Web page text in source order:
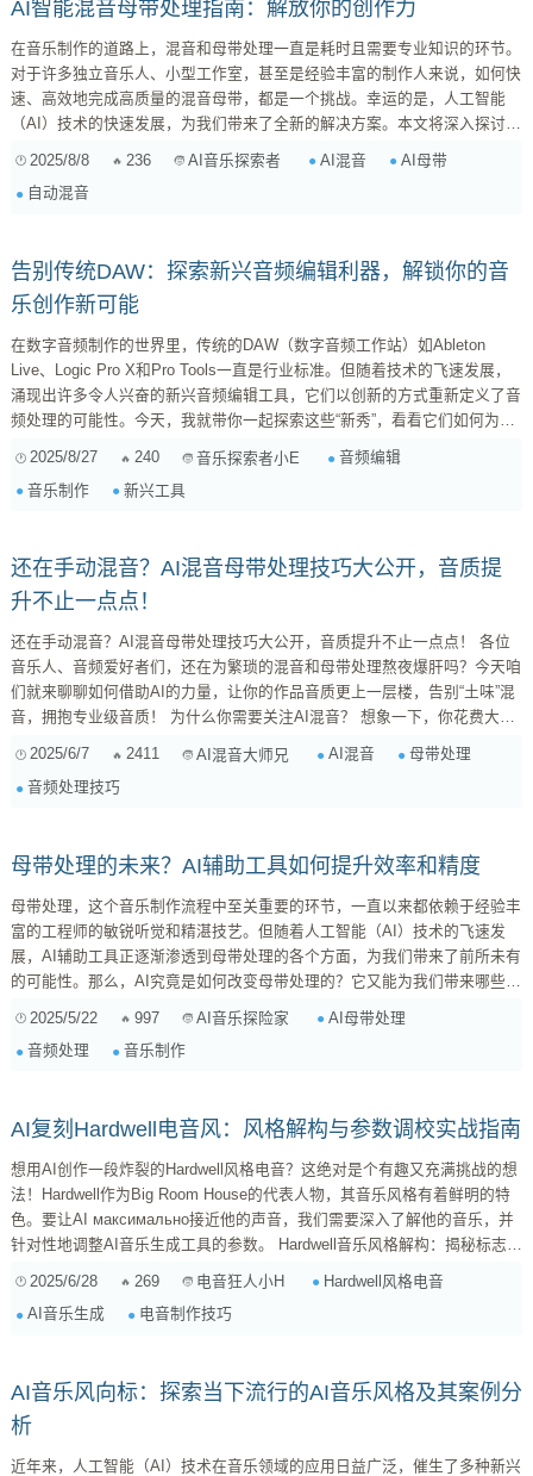
AI智能混音母带处理指南：解放你的创作力
在音乐制作的道路上，混音和母带处理一直是耗时且需要专业知识的环节。
对于许多独立音乐人、小型工作室，甚至是经验丰富的制作人来说，如何快
速、高效地完成高质量的混音母带，都是一个挑战。幸运的是，人工智能
（AI）技术的快速发展，为我们带来了全新的解决方案。本文将深入探讨如
调整每个音轨的音量、均衡、动态、空间感等参数，以达到整体的平衡和和
2025/8/8 236 AI音乐探索者 AI混音
AI母带
自动混音
告别传统DAW：探索新兴音频编辑利器，解锁你的音
乐创作新可能
在数字音频制作的世界里，传统的DAW（数字音频工作站）如Ableton
Live、Logic Pro X和Pro Tools一直是行业标准。但随着技术的飞速发展，
涌现出许多令人兴奋的新兴音频编辑工具，它们以创新的方式重新定义了音
频处理的可能性。今天，我就带你一起探索这些“新秀”，看看它们如何为你
修复功能使其成为音...
2025/8/27 240 音乐探索者小E
音频编辑
音乐制作
新兴工具
还在手动混音？AI混音母带处理技巧大公开，音质提
升不止一点点！
还在手动混音？AI混音母带处理技巧大公开，音质提升不止一点点！ 各位
音乐人、音频爱好者们，还在为繁琐的混音和母带处理熬夜爆肝吗？今天咱
们就来聊聊如何借助AI的力量，让你的作品音质更上一层楼，告别“土味”混
音，拥抱专业级音质！ 为什么你需要关注AI混音？ 想象一下，你花费大量
心血创作了一首歌曲，编曲、录音都力求完美，但最后却倒在了混音和母带
处理上，这绝对是让人崩溃的事情！传统的混音和母带处理需要耗费大量的
时间和精力，而且对技术要求极高，需要多年的经验积累才能掌握。对于独
2025/6/7 2411 AI混音大师兄 AI混音
母带处理
音频处理技巧
母带处理的未来？AI辅助工具如何提升效率和精度
母带处理，这个音乐制作流程中至关重要的环节，一直以来都依赖于经验丰
富的工程师的敏锐听觉和精湛技艺。但随着人工智能（AI）技术的飞速发
展，AI辅助工具正逐渐渗透到母带处理的各个方面，为我们带来了前所未有
的可能性。那么，AI究竟是如何改变母带处理的？它又能为我们带来哪些实
于简单的自动化。它能够执行各种复杂的任务，从音频分析到参数调整，甚
2025/5/22 997 AI音乐探险家
AI母带处理
音频处理
音乐制作
AI复刻Hardwell电音风：风格解构与参数调校实战指南
想用AI创作一段炸裂的Hardwell风格电音？这绝对是个有趣又充满挑战的想
法！Hardwell作为Big Room House的代表人物，其音乐风格有着鲜明的特
色。要让AI максимально接近他的声音，我们需要深入了解他的音乐，并
针对性地调整AI音乐生成工具的参数。 Hardwell音乐风格解构：揭秘标志性
Hardwell...
2025/6/28 269 电音狂人小H
Hardwell风格电音
AI音乐生成
电音制作技巧
AI音乐风向标：探索当下流行的AI音乐风格及其案例分
析
近年来，人工智能（AI）技术在音乐领域的应用日益广泛，催生了多种新兴